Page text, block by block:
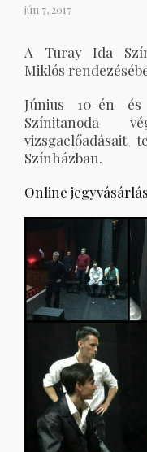
jún 7, 2017
A Turay Ida
Miklós
Június 10-én
Színitanoda
Színházban.
Online